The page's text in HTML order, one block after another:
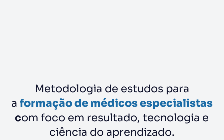
Metodologia de estudos para
a formação de médicos especialistas
com foco em resultado, tecnologia e
ciência do aprendizado.